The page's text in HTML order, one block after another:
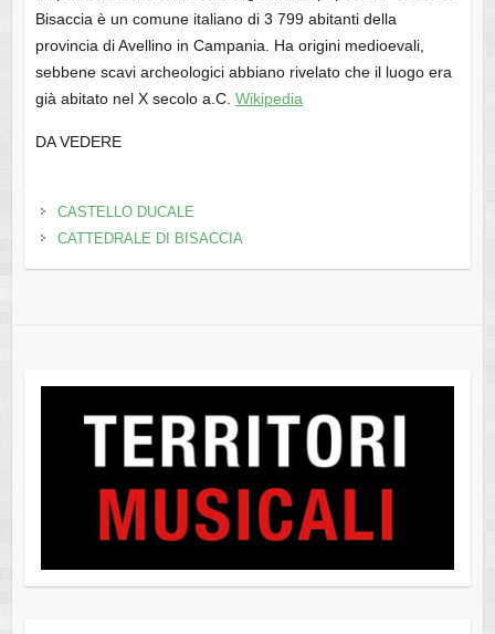
Bisaccia è un comune italiano di 3 799 abitanti della
provincia di Avellino in Campania. Ha origini medioevali,
sebbene scavi archeologici abbiano rivelato che il luogo era
già abitato nel X secolo a.C. Wikipedia
DA VEDERE
CASTELLO DUCALE
CATTEDRALE DI BISACCIA